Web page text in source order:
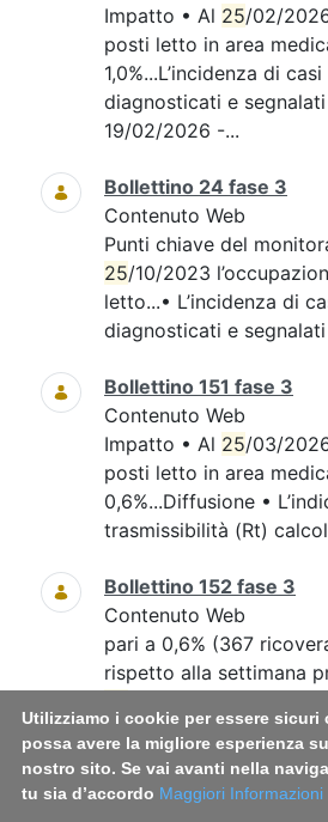
Impatto • Al 25/02/
posti letto in area
1,0%...L’incidenza di
diagnosticati e
19/02/2026 -...
Bollettino 24 fase 3
Contenuto Web
Punti chiave del
25/10/2023
letto...• L’incidenza di
diagnosticati e
Bollettino 151 fase 3
Contenuto Web
Impatto • Al 25/03/
posti letto in area
0,6%...Diffusione •
trasmissibilità (Rt)
Bollettino 152 fase 3
Contenuto Web
pari a 0,6% (367
rispetto alla settimana
...intensiva, pari a
rispetto alla settimana
al...
Utilizziamo i cookie per essere sicuri
possa avere la migliore esperienza
nostro sito. Se vai avanti nella
tu sia d’accordo Maggiori Informazioni